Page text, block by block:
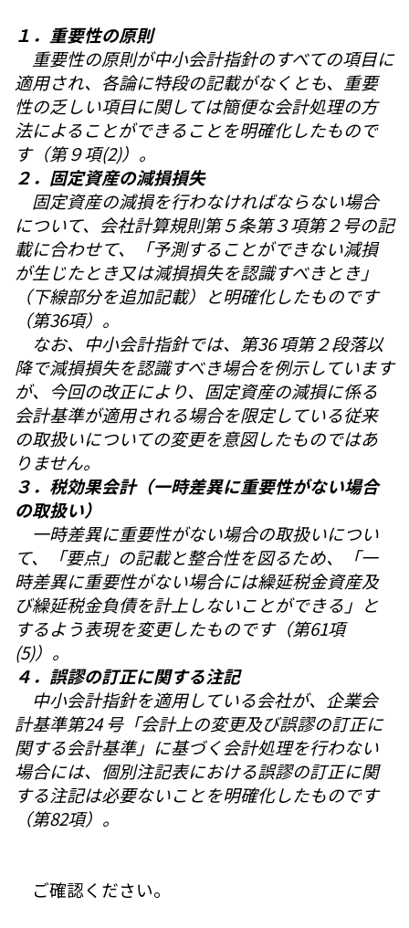
１．重要性の原則
重要性の原則が中小会計指針のすべての項目に
適用され、各論に特段の記載がなくとも、重要
性の乏しい項目に関しては簡便な会計処理の方
法によることができることを明確化したもので
す（第９項(2)）。
２．固定資産の減損損失
固定資産の減損を行わなければならない場合
について、会社計算規則第５条第３項第２号の記
載に合わせて、「予測することができない減損
が生じたとき又は減損損失を認識すべきとき」
（下線部分を追加記載）と明確化したものです
（第36項）。
なお、中小会計指針では、第36 項第２段落以
降で減損損失を認識すべき場合を例示しています
が、今回の改正により、固定資産の減損に係る
会計基準が適用される場合を限定している従来
の取扱いについての変更を意図したものではあ
りません。
３．税効果会計（一時差異に重要性がない場合
の取扱い）
一時差異に重要性がない場合の取扱いについ
て、「要点」の記載と整合性を図るため、「一
時差異に重要性がない場合には繰延税金資産及
び繰延税金負債を計上しないことができる」と
するよう表現を変更したものです（第61項
(5)）。
４．誤謬の訂正に関する注記
中小会計指針を適用している会社が、企業会
計基準第24 号「会計上の変更及び誤謬の訂正に
関する会計基準」に基づく会計処理を行わない
場合には、個別注記表における誤謬の訂正に関
する注記は必要ないことを明確化したものです
（第82項）。
ご確認ください。